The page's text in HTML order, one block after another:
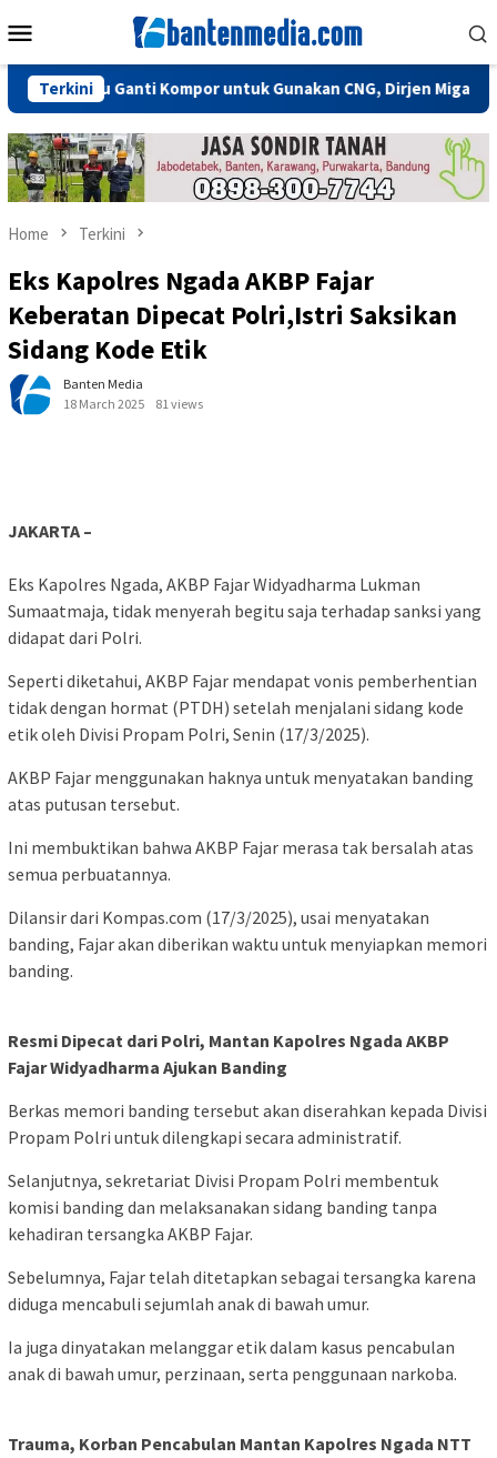
to
Menu
Terkini
Perlu Ganti Kompor untuk Gunakan CNG, Dirjen Migas: Cukup
Home Terkini
Eks Kapolres Ngada AKBP Fajar
Keberatan Dipecat Polri,Istri Saksikan
Sidang Kode Etik
Banten Media
18 March 2025
81 views
JAKARTA –
Eks Kapolres Ngada, AKBP Fajar Widyadharma Lukman
Sumaatmaja, tidak menyerah begitu saja terhadap sanksi yang
didapat dari Polri.
Seperti diketahui, AKBP Fajar mendapat vonis pemberhentian
tidak dengan hormat (PTDH) setelah menjalani sidang kode
etik oleh Divisi Propam Polri, Senin (17/3/2025).
AKBP Fajar menggunakan haknya untuk menyatakan banding
atas putusan tersebut.
Ini membuktikan bahwa AKBP Fajar merasa tak bersalah atas
semua perbuatannya.
Dilansir dari Kompas.com (17/3/2025), usai menyatakan
banding, Fajar akan diberikan waktu untuk menyiapkan memori
banding.
Resmi Dipecat dari Polri, Mantan Kapolres Ngada AKBP
Fajar Widyadharma Ajukan Banding
Berkas memori banding tersebut akan diserahkan kepada Divisi
Propam Polri untuk dilengkapi secara administratif.
Selanjutnya, sekretariat Divisi Propam Polri membentuk
komisi banding dan melaksanakan sidang banding tanpa
kehadiran tersangka AKBP Fajar.
Sebelumnya, Fajar telah ditetapkan sebagai tersangka karena
diduga mencabuli sejumlah anak di bawah umur.
Ia juga dinyatakan melanggar etik dalam kasus pencabulan
anak di bawah umur, perzinaan, serta penggunaan narkoba.
Trauma, Korban Pencabulan Mantan Kapolres Ngada NTT